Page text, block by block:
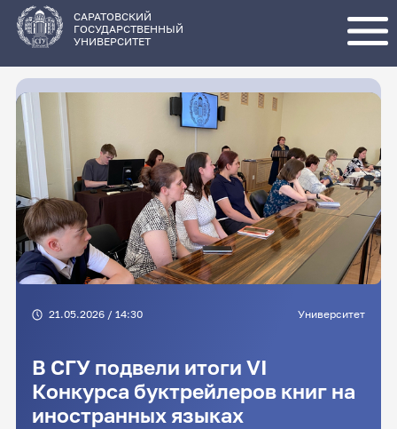
основному
содержанию
САРАТОВСКИЙ
ГОСУДАРСТВЕННЫЙ
УНИВЕРСИТЕТ
21.05.2026 / 14:30 Университет
В СГУ подвели итоги VI
Конкурса буктрейлеров книг на
иностранных языках